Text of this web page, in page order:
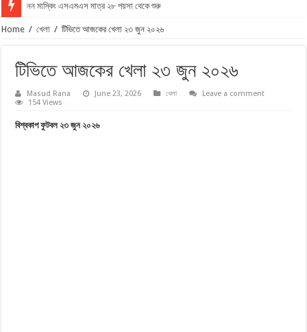
নন মাস্কিং এসএমএস মাত্র ২৮ পয়সা থেকে শুরু
Home / খেলা / টিভিতে আজকের খেলা ২৩ জুন ২০২৬
টিভিতে আজকের খেলা ২৩ জুন ২০২৬
Masud Rana June 23, 2026 খেলা
Leave a comment
154 Views
বিশ্বকাপ ফুটবল ২৩ জুন ২০২৬